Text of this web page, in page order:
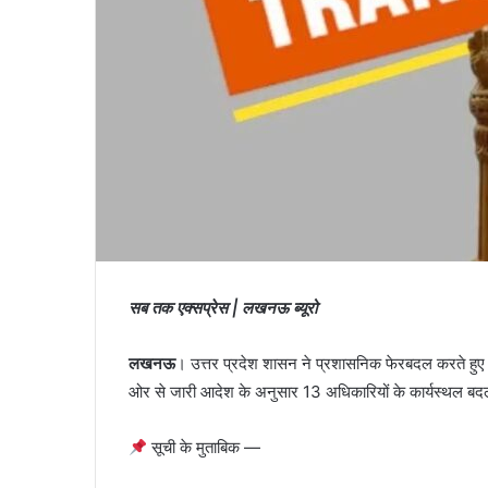
सब तक एक्सप्रेस | लखनऊ ब्यूरो
लखनऊ। उत्तर प्रदेश शासन ने प्रशासनिक फेरबदल करते हुए
ओर से जारी आदेश के अनुसार 13 अधिकारियों के कार्यस्थल
सूची के मुताबिक —
जोनल
खेल
प्रतियोगिता
तीन दिवसीय जोनल खेल